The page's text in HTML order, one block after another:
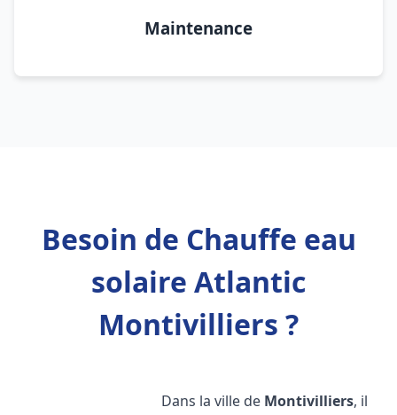
Maintenance
Besoin de Chauffe eau
solaire Atlantic
Montivilliers ?
Dans la ville de Montivilliers, il